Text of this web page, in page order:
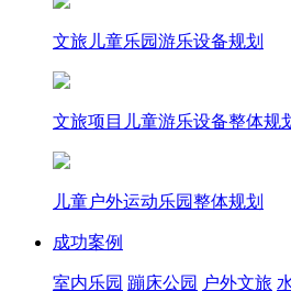
文旅儿童乐园游乐设备规划
文旅项目儿童游乐设备整体规
儿童户外运动乐园整体规划
成功案例
室内乐园 蹦床公园 户外文旅